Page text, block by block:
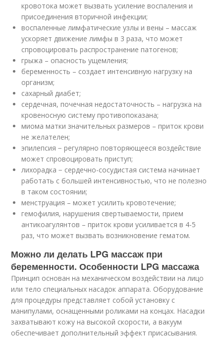
кровотока может вызвать усиление воспаления и
присоединения вторичной инфекции;
воспаленные лимфатические узлы и вены – массаж
ускоряет движение лимфы в 3 раза, что может
спровоцировать распространение патогенов;
грыжа – опасность ущемления;
беременность – создает интенсивную нагрузку на
организм;
сахарный диабет;
сердечная, почечная недостаточность – нагрузка на
кровеносную систему противопоказана;
миома матки значительных размеров – приток крови
не желателен;
эпилепсия − регулярно повторяющееся воздействие
может спровоцировать приступ;
лихорадка − сердечно-сосудистая система начинает
работать с большей интенсивностью, что не полезно
в таком состоянии;
менструация – может усилить кровотечение;
гемофилия, нарушения свертываемости, прием
антикоагулянтов – приток крови усиливается в 4-5
раз, что может вызвать возникновение гематом.
Можно ли делать LPG массаж при
беременности. Особенности LPG массажа
Принцип основан на механическом воздействии на лицо
или тело специальных насадок аппарата. Оборудование
для процедуры представляет собой установку с
манипулами, оснащенными роликами на концах. Насадки
захватывают кожу на высокой скорости, а вакуум
обеспечивает дополнительный эффект присасывания.